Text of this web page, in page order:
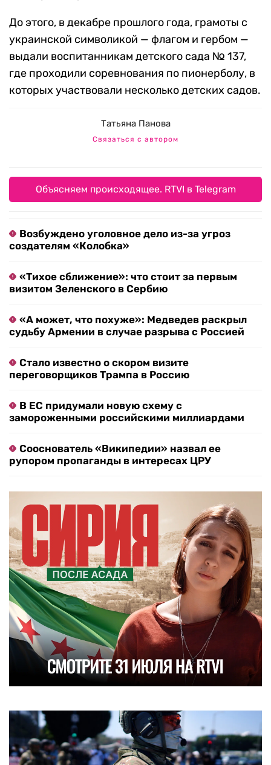
До этого, в декабре прошлого года, грамоты с
украинской символикой — флагом и гербом —
выдали воспитанникам детского сада № 137,
где проходили соревнования по пионерболу, в
которых участвовали несколько детских садов.
Татьяна Панова
Связаться с автором
Объясняем происходящее. RTVI в Telegram
Возбуждено уголовное дело из-за угроз
создателям «Колобка»
«Тихое сближение»: что стоит за первым
визитом Зеленского в Сербию
«А может, что похуже»: Медведев раскрыл
судьбу Армении в случае разрыва с Россией
Стало известно о скором визите
переговорщиков Трампа в Россию
В ЕС придумали новую схему с
замороженными российскими миллиардами
Сооснователь «Википедии» назвал ее
рупором пропаганды в интересах ЦРУ